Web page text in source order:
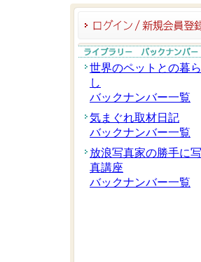
世界のペットとの暮ら
し
バックナンバー一覧
気まぐれ取材日記
バックナンバー一覧
放浪写真家の勝手に写
真講座
バックナンバー一覧